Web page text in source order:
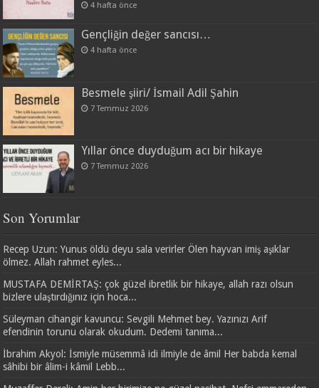
4 hafta önce
Gençliğin değer sancısı…
4 hafta önce
Besmele şiiri/ İsmail Adil Şahin
7 Temmuz 2026
Yıllar önce duyduğum acı bir hikaye
7 Temmuz 2026
Son Yorumlar
Recep Uzun: Yunus öldü deyu sala verirler Ölen hayvan imiş aşıklar
ölmez. Allah rahmet eyles...
MUSTAFA DEMİRTAŞ: çok güzel ibretlik bir hikaye, allah razı olsun
bizlere ulaştırdığınız için hoca...
Süleyman cihangir kavuncu: Sevgili Mehmet bey. Yazınızı Arif
efendinin torunu olarak okudum. Dedemi tanıma...
İbrahim Akyol: İsmiyle müsemmâ idi ilmiyle de âmil Her babda kemal
sâhibi bir âlim-i kâmil Lebb...